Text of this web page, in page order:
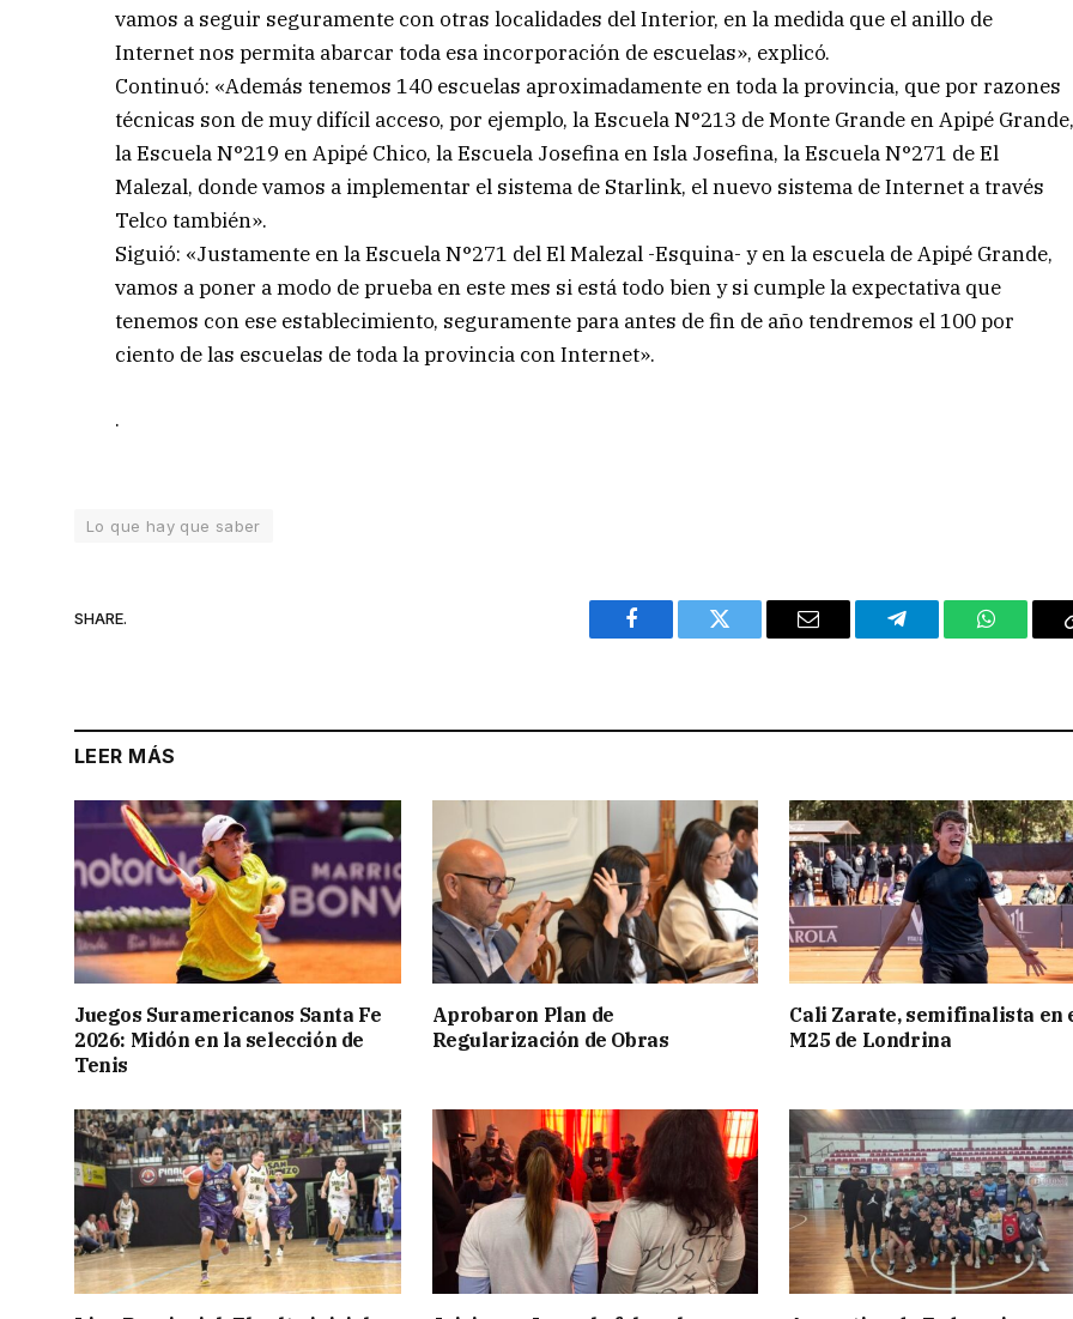
vamos a seguir seguramente con otras localidades del Interior, en la medida que el anillo de
Internet nos permita abarcar toda esa incorporación de escuelas», explicó.
Continuó: «Además tenemos 140 escuelas aproximadamente en toda la provincia, que por razones
técnicas son de muy difícil acceso, por ejemplo, la Escuela N°213 de Monte Grande en Apipé
la Escuela N°219 en Apipé Chico, la Escuela Josefina en Isla Josefina, la Escuela N°271 de El
Malezal, donde vamos a implementar el sistema de Starlink, el nuevo sistema de Internet a través
Telco también».
Siguió: «Justamente en la Escuela N°271 del El Malezal -Esquina- y en la escuela de Apipé Grande,
vamos a poner a modo de prueba en este mes si está todo bien y si cumple la expectativa que
tenemos con ese establecimiento, seguramente para antes de fin de año tendremos el 100 por
ciento de las escuelas de toda la provincia con Internet».
.
Lo que hay que saber
SHARE.
Facebook Twitter Email Telegram
LEER MÁS
Juegos Suramericanos Santa Fe
2026: Midón en la selección de
Tenis
Aprobaron Plan de
Regularización de Obras
Cali Zarate, semifinalista en
M25 de Londrina